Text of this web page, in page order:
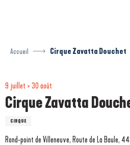
Accueil Cirque Zavatta Douchet
9 juillet > 30 août
Cirque Zavatta
CIRQUE
Rond-point de Villeneuve, Route de La Baule,